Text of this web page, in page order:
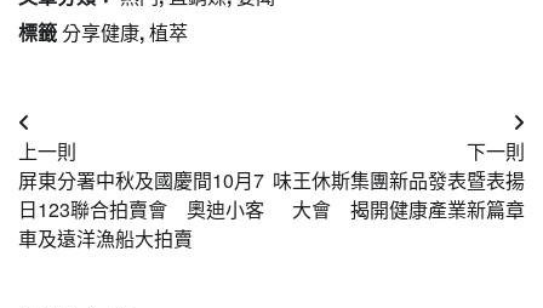
標籤分享健康,植萃
文
章
導
覽
上一則
屏東分署中秋及國慶間10月7
日123聯合拍賣會 奧迪小客
車及遠洋漁船大拍賣
下一則
味王休斯集團新品發表暨表揚
大會 揭開健康產業新篇章